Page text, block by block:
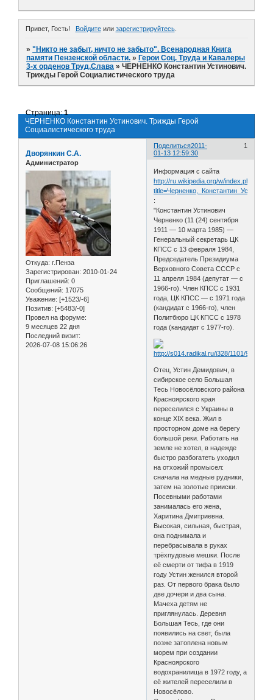
Привет, Гость! Войдитеили зарегистрируйтесь.
»"Никто не забыт, ничто не забыто". Всенародная Книга
памяти Пензенской области. » Герои Соц. Труда и Кавалеры
3-х орденов Труд.Слава »ЧЕРНЕНКО Константин Устинович.
Трижды Герой Социалистического труда
ЧЕРНЕНКО Константин Устинович. Трижды Герой
Социалистического труда
Страница:1
Поделиться 1
2011-
01-13 12:59:30
Дворянкин С.А.
Администратор
Откуда: г.Пенза
Зарегистрирован: 2010-01-24
Приглашений: 0
Сообщений: 17075
Уважение: [+1523/-6]
Позитив: [+5483/-0]
Провел на форуме:
9 месяцев 22 дня
Последний визит:
2026-07-08 15:06:26
Информация с сайта
http://ru.wikipedia.org/w/index.php?
:
"Константин Устинович
Черненко (11 (24) сентября
1911 — 10 марта 1985) —
Генеральный секретарь ЦК
КПСС с 13 февраля 1984,
Председатель Президиума
Верховного Совета СССР с
11 апреля 1984 (депутат — с
1966-го). Член КПСС с 1931
года, ЦК КПСС — с 1971 года
(кандидат с 1966-го), член
Политбюро ЦК КПСС с 1978
года (кандидат с 1977-го).
Отец, Устин Демидович, в
сибирское село Большая
Тесь Новосёловского района
Красноярского края
переселился с Украины в
конце XIX века. Жил в
просторном доме на берегу
большой реки. Работать на
земле не хотел, в надежде
быстро разбогатеть уходил
на отхожий промысел:
сначала на медные рудники,
затем на золотые прииски.
Посевными работами
занималась его жена,
Харитина Дмитриевна.
Высокая, сильная, быстрая,
она поднимала и
перебрасывала в руках
трёхпудовые мешки. После
её смерти от тифа в 1919
году Устин женился второй
раз. От первого брака было
две дочери и два сына.
Мачеха детям не
приглянулась. Деревня
Большая Тесь, где они
появились на свет, была
позже затоплена новым
морем при создании
Красноярского
водохранилища в 1972 году, а
её жителей переселили в
Новосёлово.